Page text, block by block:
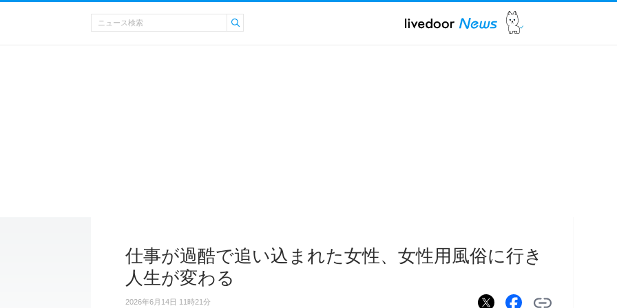
仕事が過酷で追い込まれた女性、女性用風俗に行き
人生が変わる
2026年6月14日 11時21分